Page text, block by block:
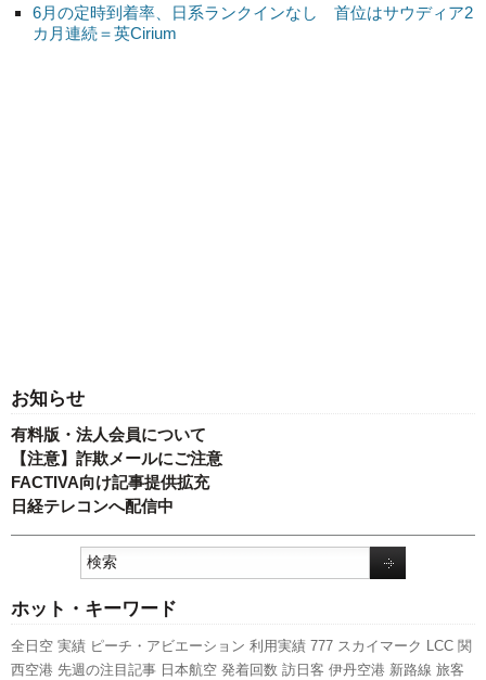
6月の定時到着率、日系ランクインなし 首位はサウディア2
カ月連続＝英Cirium
お知らせ
有料版・法人会員について
【注意】詐欺メールにご注意
FACTIVA向け記事提供拡充
日経テレコンへ配信中
ホット・キーワード
全日空 実績 ピーチ・アビエーション 利用実績 777 スカイマーク LCC 関
西空港 先週の注目記事 日本航空 発着回数 訪日客 伊丹空港 新路線 旅客